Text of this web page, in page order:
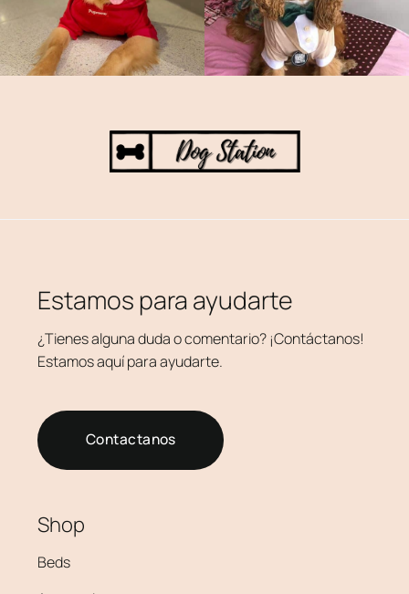
Estamos para ayudarte
¿Tienes alguna duda o comentario? ¡Contáctanos!
Estamos aquí para ayudarte.
Contactanos
Shop
Beds